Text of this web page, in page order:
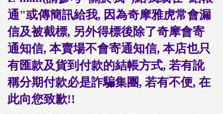
通"或傳簡訊給我, 因為奇摩雅虎常會漏
信及被截標, 另外得標後除了奇摩會寄
通知信, 本賣場不會寄通知信, 本店也只
有匯款及貨到付款的結帳方式, 若有訛
稱分期付款必是詐騙集團, 若有不便, 在
此向您致歉!!